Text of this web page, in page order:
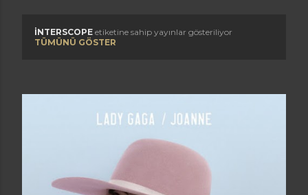
K
y
INTERSCOPE etiketine sahip yayınlar gösteriliyor
TÜMÜNÜ GÖSTER